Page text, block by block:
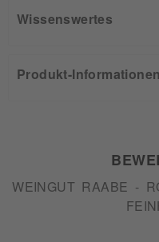
Wissenswertes
Produkt-Informationen
WEINGUT RAABE -